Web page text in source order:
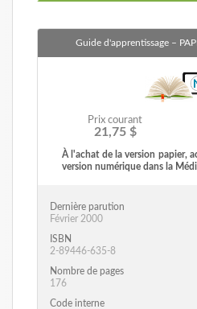
Guide d'apprentissage –
Prix courant
21,75 $
À l'achat de la version papier,
version numérique dans la
Dernière parution
Février 2000
ISBN
2-89446-635-8
Nombre de pages
176
Code interne